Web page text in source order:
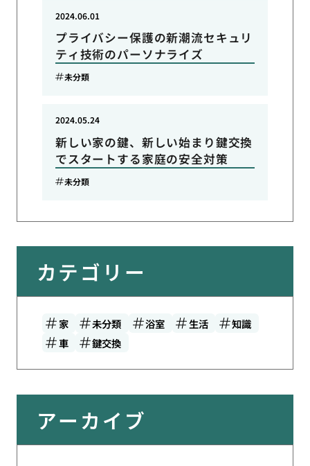
プライバシー保護の新潮流セキュリ
ティ技術のパーソナライズ
2024.06.01
未分類
新しい家の鍵、新しい始まり鍵交換
でスタートする家庭の安全対策
2024.05.24
未分類
カテゴリー
家 未分類 浴室 生活
知識
車
鍵交換
アーカイブ